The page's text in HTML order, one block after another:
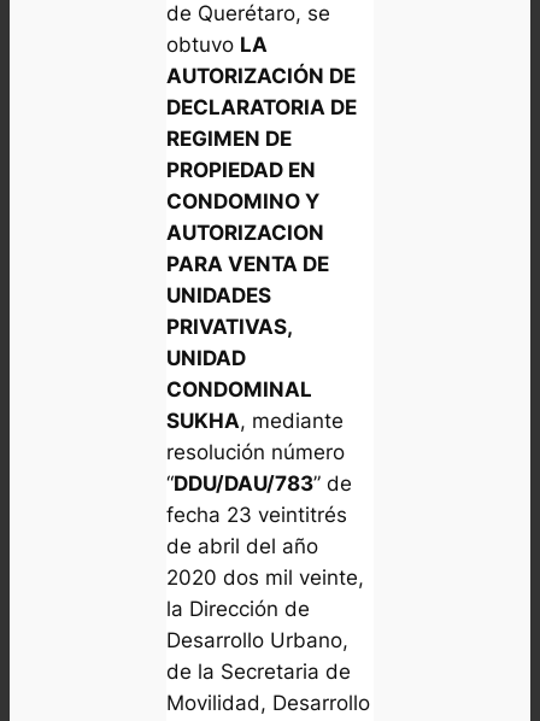
de Querétaro, se
obtuvo LA
AUTORIZACIÓN DE
DECLARATORIA DE
REGIMEN DE
PROPIEDAD EN
CONDOMINO Y
AUTORIZACION
PARA VENTA DE
UNIDADES
PRIVATIVAS,
UNIDAD
CONDOMINAL
SUKHA, mediante
resolución número
“DDU/DAU/783” de
fecha 23 veintitrés
de abril del año
2020 dos mil veinte,
la Dirección de
Desarrollo Urbano,
de la Secretaria de
Movilidad, Desarrollo